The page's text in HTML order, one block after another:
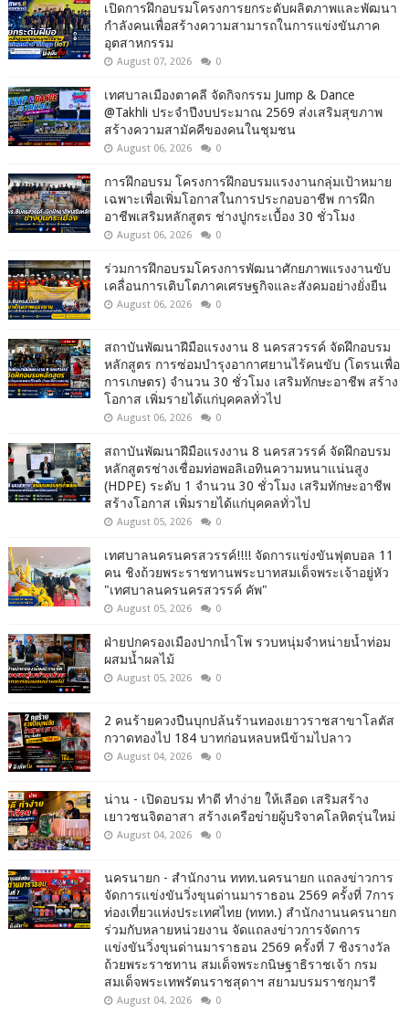
เปิดการฝึกอบรมโครงการยกระดับผลิตภาพและพัฒนา
กำลังคนเพื่อสร้างความสามารถในการแข่งขันภาค
อุตสาหกรรม
August 07, 2026 0
เทศบาลเมืองตาคลี จัดกิจกรรม Jump & Dance
@Takhli ประจำปีงบประมาณ 2569 ส่งเสริมสุขภาพ
สร้างความสามัคคีของคนในชุมชน
August 06, 2026 0
การฝึกอบรม โครงการฝึกอบรมแรงงานกลุ่มเป้าหมาย
เฉพาะเพื่อเพิ่มโอกาสในการประกอบอาชีพ การฝึก
อาชีพเสริมหลักสูตร ช่างปูกระเบื้อง 30 ชั่วโมง
August 06, 2026 0
ร่วมการฝึกอบรมโครงการพัฒนาศักยภาพแรงงานขับ
เคลื่อนการเติบโตภาคเศรษฐกิจและสังคมอย่างยั่งยืน
August 06, 2026 0
สถาบันพัฒนาฝีมือแรงงาน 8 นครสวรรค์ จัดฝึกอบรม
หลักสูตร การซ่อมบำรุงอากาศยานไร้คนขับ (โดรนเพื่อ
การเกษตร) จำนวน 30 ชั่วโมง เสริมทักษะอาชีพ สร้าง
โอกาส เพิ่มรายได้แก่บุคคลทั่วไป
August 06, 2026 0
สถาบันพัฒนาฝีมือแรงงาน 8 นครสวรรค์ จัดฝึกอบรม
หลักสูตรช่างเชื่อมท่อพอลิเอทินความหนาแน่นสูง
(HDPE) ระดับ 1 จำนวน 30 ชั่วโมง เสริมทักษะอาชีพ
สร้างโอกาส เพิ่มรายได้แก่บุคคลทั่วไป
August 05, 2026 0
เทศบาลนครนครสวรรค์!!!! จัดการแข่งขันฟุตบอล 11
คน ชิงถ้วยพระราชทานพระบาทสมเด็จพระเจ้าอยู่หัว
"เทศบาลนครนครสวรรค์ คัพ"
August 05, 2026 0
ฝ่ายปกครองเมืองปากน้ำโพ รวบหนุ่มจำหน่ายน้ำท่อม
ผสมน้ำผลไม้
August 05, 2026 0
2 คนร้ายควงปืนบุกปล้นร้านทองเยาวราชสาขาโลตัส
กวาดทองไป 184 บาทก่อนหลบหนีข้ามไปลาว
August 04, 2026 0
น่าน - เปิดอบรม ทำดี ทำง่าย ให้เลือด เสริมสร้าง
เยาวชนจิตอาสา สร้างเครือข่ายผู้บริจาคโลหิตรุ่นใหม่
August 04, 2026 0
นครนายก - สำนักงาน ททท.นครนายก แถลงข่าวการ
จัดการแข่งขันวิ่งขุนด่านมาราธอน 2569 ครั้งที่ 7การ
ท่องเที่ยวแห่งประเทศไทย (ททท.) สำนักงานนครนายก
ร่วมกับหลายหน่วยงาน จัดแถลงข่าวการจัดการ
แข่งขันวิ่งขุนด่านมาราธอน 2569 ครั้งที่ 7 ชิงรางวัล
ถ้วยพระราชทาน สมเด็จพระกนิษฐาธิราชเจ้า กรม
สมเด็จพระเทพรัตนราชสุดาฯ สยามบรมราชกุมารี
August 04, 2026 0